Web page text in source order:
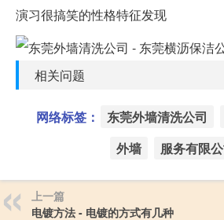
演习很搞笑的性格特征发现
相关问题
网络标签： 东莞外墙清洗公司
外墙
服务有限
上一篇
电镀方法 - 电镀的方式有几种